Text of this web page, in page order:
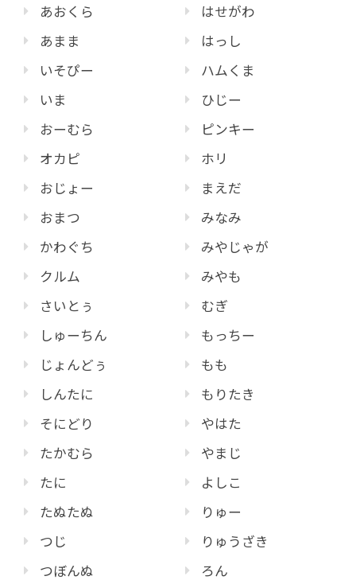
あおくら
あまま
いそぴー
いま
おーむら
オカピ
おじょー
おまつ
かわぐち
クルム
さいとぅ
しゅーちん
じょんどぅ
しんたに
そにどり
たかむら
たに
たぬたぬ
つじ
つぼんぬ
はせがわ
はっし
ハムくま
ひじー
ピンキー
ホリ
まえだ
みなみ
みやじゃが
みやも
むぎ
もっちー
もも
もりたき
やはた
やまじ
よしこ
りゅー
りゅうざき
ろん